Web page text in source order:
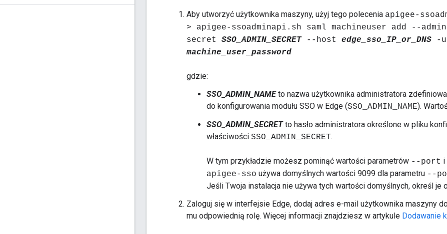
Aby utworzyć użytkownika maszyny, użyj tego polecenia apigee-
> apigee-ssoadminapi.sh saml machineuser add --admin
secret SSO_ADMIN_SECRET--host edge_sso_IP_or_DNS -
machine_user_password
gdzie:
SSO_ADMIN_NAMEto nazwa użytkownika administratora
do konfigurowania modułu SSO w Edge (SSO_ADMIN_NAME).
SSO_ADMIN_SECRETto hasło administratora określone w pliku
właściwości SSO_ADMIN_SECRET.
W tym przykładzie możesz pominąć wartości parametrów --port i
apigee-sso używa domyślnych wartości 9099 dla parametru --
Jeśli Twoja instalacja nie używa tych wartości domyślnych, określ je
Zaloguj się w interfejsie Edge, dodaj adres e-mail użytkownika maszyny
mu odpowiednią rolę. Więcej informacji znajdziesz w artykule Dodawanie